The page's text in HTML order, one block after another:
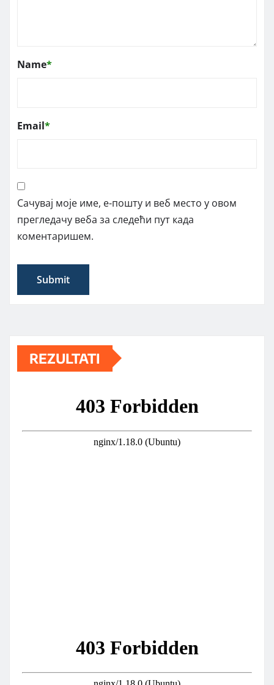
Name*
Email*
Сачувај моје име, е-пошту и веб место у овом
прегледачу веба за следећи пут када
коментаришем.
REZULTATI